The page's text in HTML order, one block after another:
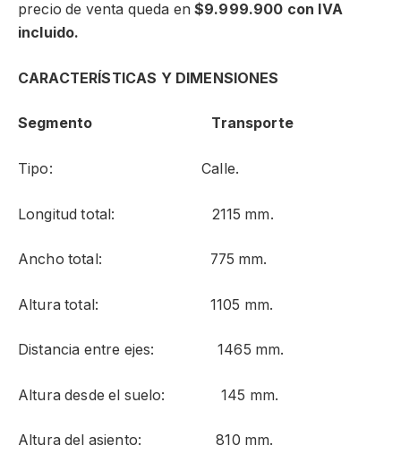
precio de venta queda en $9.999.900 con IVA
incluido.
CARACTERÍSTICAS Y DIMENSIONES
Segmento Transporte
Tipo: Calle.
Longitud total: 2115 mm.
Ancho total: 775 mm.
Altura total: 1105 mm.
Distancia entre ejes: 1465 mm.
Altura desde el suelo: 145 mm.
Altura del asiento: 810 mm.